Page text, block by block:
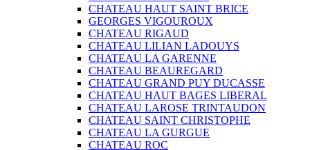
CHATEAU HAUT SAINT BRICE
GEORGES VIGOUROUX
CHATEAU RIGAUD
CHATEAU LILIAN LADOUYS
CHATEAU LA GARENNE
CHATEAU BEAUREGARD
CHATEAU GRAND PUY DUCASSE
CHATEAU HAUT BAGES LIBERAL
CHATEAU LAROSE TRINTAUDON
CHATEAU SAINT CHRISTOPHE
CHATEAU LA GURGUE
CHATEAU ROC